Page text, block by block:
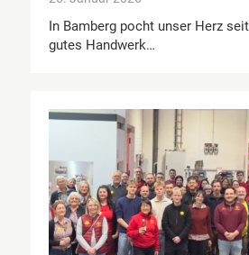
In Bamberg pocht unser Herz
gutes Handwerk…